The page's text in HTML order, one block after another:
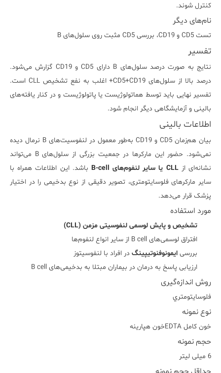
کنترل شوند.
نام‌های دیگر
تست CD5 و CD19، بررسی CD5 مثبت روی سلول‌های B
تفسیر
نتایج به صورت درصد سلول‌های B دارای CD5 و CD19 گزارش می‌شود.
درصد بالا از سلول‌های CD5+CD19+ اغلب به نفع تشخیص CLL است.
تفسیر نهایی باید توسط هماتولوژیست یا پاتولوژیست و در کنار یافته‌های
بالینی و آزمایشگاهی دیگر انجام شود.
اطلاعات بالینی
بیان هم‌زمان CD5 و CD19 به‌طور معمول در لنفوسیت‌های B نرمال دیده
نمی‌شود. حضور این مارکرها در جمعیت بزرگی از سلول‌های B می‌تواند
نشانه‌ای ازCLL یا سایر لنفوم‌های B-cell
باشد. این اطلاعات همراه با
سایر مارکرهای فلوسایتومتری، تصویر دقیقی از نوع بدخیمی را در اختیار
پزشک قرار می‌دهد.
مورد استفاده
تشخیص و پایش لوسمی لنفوسیتی مزمن (CLL)
افتراق لوسمی‌های B cell از سایر انواع لنفوم‌ها
بررسی ایمونوفنوتیپینگ در افراد با لنفوسیتوز
ارزیابی پاسخ به درمان در بیماران مبتلا به بدخیمی‌های B cell
روش اندازه‌گیری
فلوسايتومتري
نوع نمونه
خون کامل EDTAخون هپارينه
حجم نمونه
6 میلی لیتر